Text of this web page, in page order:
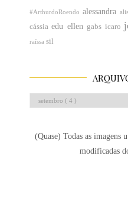
#ArthurdoRoendo alessandra
cássia edu ellen gabs icaro
raíssa sil
(Quase) Todas as imagens
modificadas